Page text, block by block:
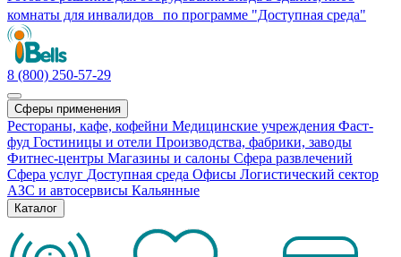
комнаты для инвалидов по программе "Доступная среда"
8 (800) 250-57-29
Сферы применения
Рестораны, кафе, кофейни Медицинские учреждения Фаст-
фуд Гостиницы и отели Производства, фабрики, заводы
Фитнес-центры Магазины и салоны Сфера развлечений
Сфера услуг Доступная среда Офисы Логистический сектор
АЗС и автосервисы Кальянные
Каталог